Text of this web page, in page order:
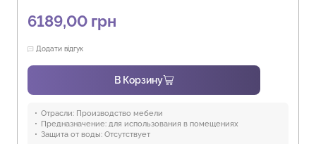
6189,00 грн
Додати відгук
В Корзину
Отрасли: Производство мебели
Предназначение: для использования в помещениях
Защита от воды: Отсутствует